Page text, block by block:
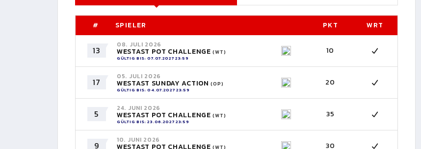
# SPIELER PKT WRT
13
08. JULI 2026
WESTAST POT CHALLENGE(WT)
GÜLTIG BIS: 07.07.2027 23:59
10
17
05. JULI 2026
WESTAST SUNDAY ACTION(OP)
GÜLTIG BIS: 04.07.2027 23:59
20
5
24. JUNI 2026
WESTAST POT CHALLENGE(WT)
GÜLTIG BIS: 23.06.2027 23:59
35
9
10. JUNI 2026
WESTAST POT CHALLENGE(WT) 30